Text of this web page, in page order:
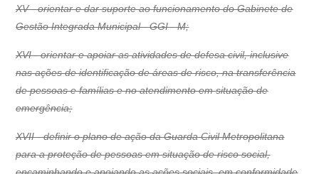
XV - orientar e dar suporte ao funcionamento do Gabinete de
Gestão Integrada Municipal - GGI - M;
XVI - orientar e apoiar as atividades de defesa civil, inclusive
nas ações de identificação de áreas de risco, na transferência
de pessoas e famílias e no atendimento em situação de
emergência;
XVII - definir o plano de ação da Guarda Civil Metropolitana
para a proteção de pessoas em situação de risco social,